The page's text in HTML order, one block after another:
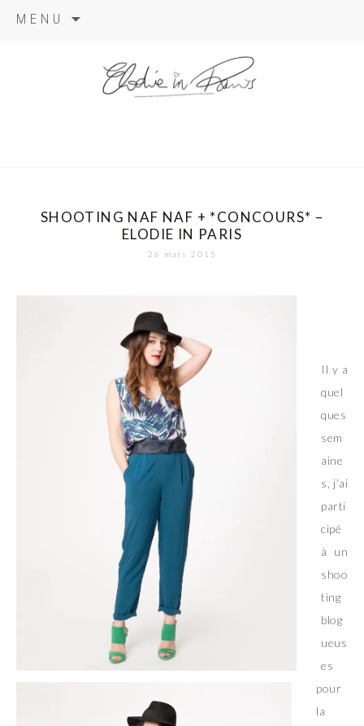
MENU
SHOOTING NAF NAF + *CONCOURS* –
ELODIE IN PARIS
26 mars 2015
Il y a
quel
ques
sem
aine
s, j’ai
parti
cipé
à un
shoo
ting
blog
ueus
es
pour
la